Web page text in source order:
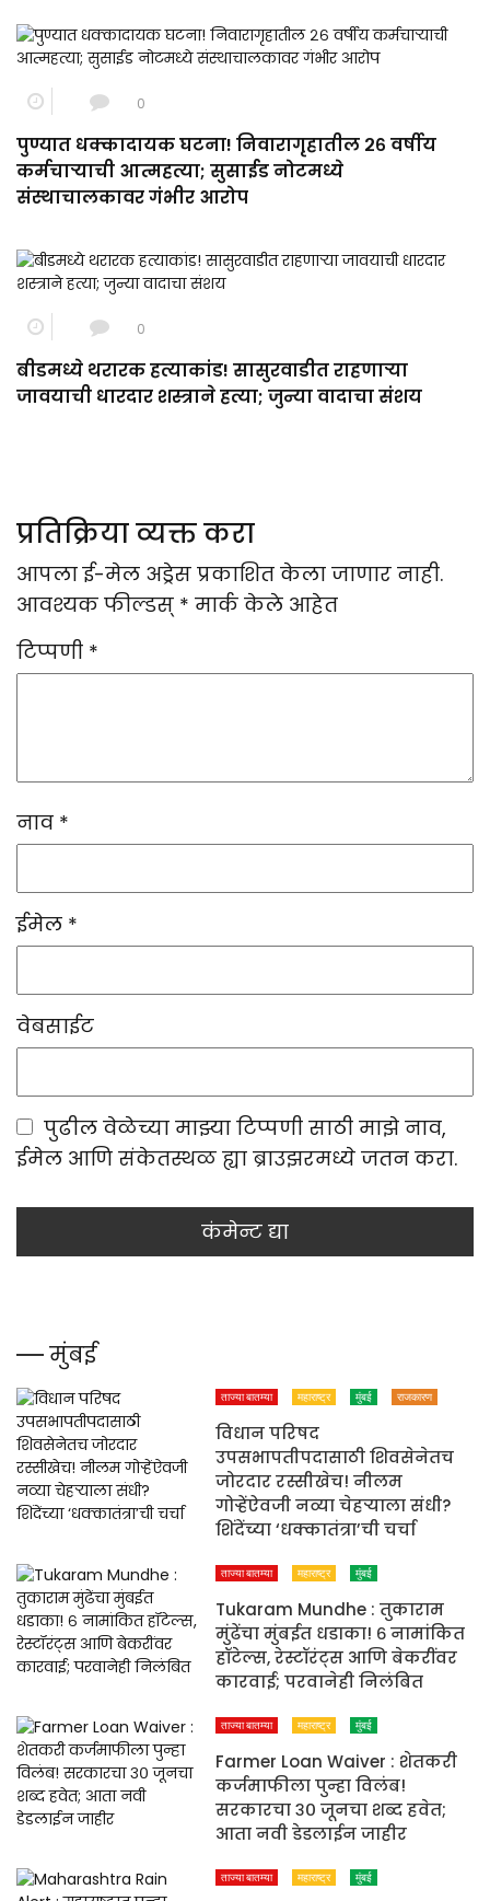
0
पुण्यात धक्कादायक घटना! निवारागृहातील २६ वर्षीय
कर्मचाऱ्याची आत्महत्या; सुसाईड नोटमध्ये
संस्थाचालकावर गंभीर आरोप
0
बीडमध्ये थरारक हत्याकांड! सासुरवाडीत राहणाऱ्या
जावयाची धारदार शस्त्राने हत्या; जुन्या वादाचा संशय
प्रतिक्रिया व्यक्त करा
आपला ई-मेल अड्रेस प्रकाशित केला जाणार नाही.
आवश्यक फील्डस् * मार्क केले आहेत
टिप्पणी *
नाव *
ईमेल *
वेबसाईट
पुढील वेळेच्या माझ्या टिप्पणी साठी माझे नाव,
ईमेल आणि संकेतस्थळ ह्या ब्राउझरमध्ये जतन करा.
मुंबई
ताज्या बातम्या महाराष्ट्र मुंबई राजकारण
विधान परिषद
उपसभापतीपदासाठी शिवसेनेतच
जोरदार रस्सीखेच! नीलम
गोऱ्हेंऐवजी नव्या चेहऱ्याला संधी?
शिंदेंच्या ‘धक्कातंत्रा’ची चर्चा
ताज्या बातम्या महाराष्ट्र मुंबई
Tukaram Mundhe : तुकाराम
मुंढेंचा मुंबईत धडाका! ६ नामांकित
हॉटेल्स, रेस्टॉरंट्स आणि बेकरींवर
कारवाई; परवानेही निलंबित
ताज्या बातम्या महाराष्ट्र मुंबई
Farmer Loan Waiver : शेतकरी
कर्जमाफीला पुन्हा विलंब!
सरकारचा ३० जूनचा शब्द हवेत;
आता नवी डेडलाईन जाहीर
ताज्या बातम्या महाराष्ट्र मुंबई